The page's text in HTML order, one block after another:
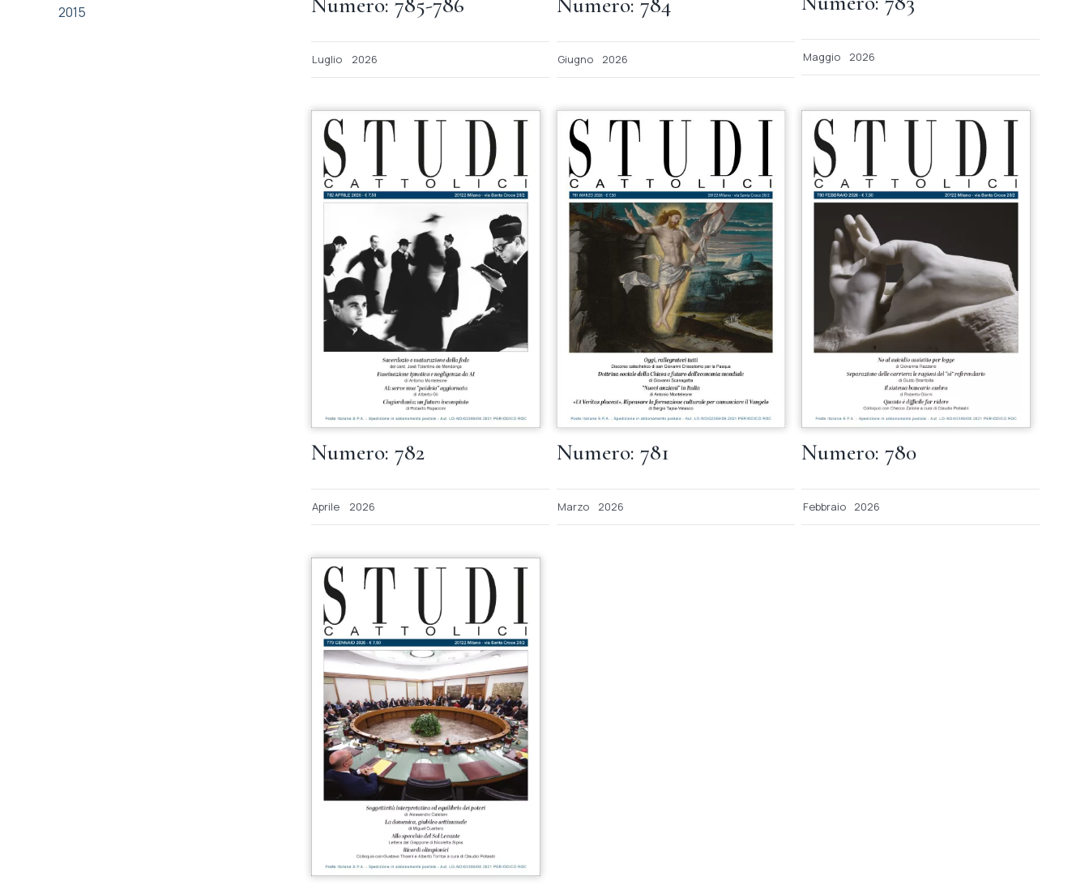
2015
Luglio 2026 Giugno 2026 Maggio 2026
Numero: 782
Aprile 2026
Numero: 781
Marzo 2026
Numero: 780
Febbraio 2026